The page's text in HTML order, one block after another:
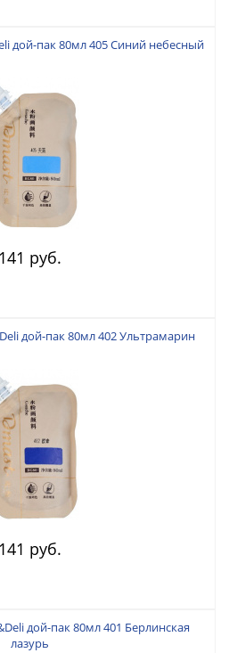
дой-пак 80мл 405 Синий небесный
141 руб.
дой-пак 80мл 402 Ультрамарин
141 руб.
дой-пак 80мл 401 Берлинская
лазурь